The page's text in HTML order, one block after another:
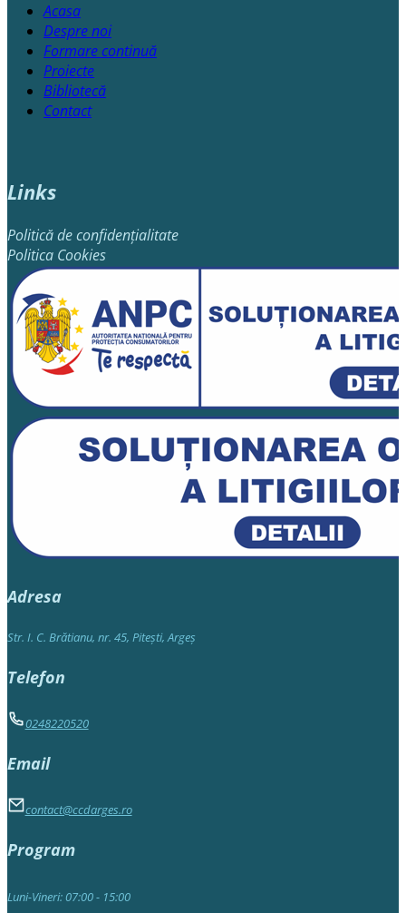
Acasa
Despre noi
Formare continuă
Proiecte
Bibliotecă
Contact
Links
Politică de confidențialitate
Politica Cookies
Adresa
Str. I. C. Brătianu, nr. 45, Piteşti, Argeş
Telefon
0248220520
Email
contact@ccdarges.ro
Program
Luni-Vineri: 07:00 - 15:00